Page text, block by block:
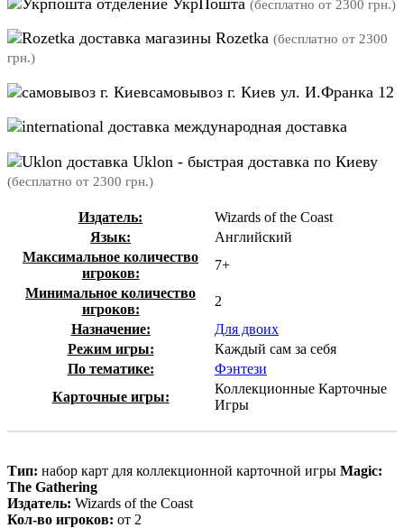
(бесплатно от 2300 грн.)
магазины Rozetka (бесплатно от 2300
грн.)
самовывоз г. Киев ул. И.Франка 12
международная доставка
Uklon - быстрая доставка по Киеву
(бесплатно от 2300 грн.)
Издатель:
Wizards of the Coast
Язык:
Английский
Максимальное количество
игроков:
7+
Минимальное количество
игроков:
2
Назначение:
Для двоих
Режим игры:
Каждый сам за себя
По тематике:
Фэнтези
Карточные игры:
Коллекционные Карточные
Игры
Тип: набор карт для коллекционной карточной игры Magic:
The Gathering
Издатель: Wizards of the Coast
Кол-во игроков: от 2